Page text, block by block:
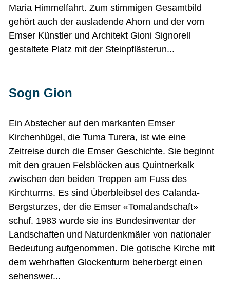
Maria Himmelfahrt. Zum stimmigen Gesamtbild
gehört auch der ausladende Ahorn und der vom
Emser Künstler und Architekt Gioni Signorell
gestaltete Platz mit der Steinpflästerun...
Sogn Gion
Ein Abstecher auf den markanten Emser
Kirchenhügel, die Tuma Turera, ist wie eine
Zeitreise durch die Emser Geschichte. Sie beginnt
mit den grauen Felsblöcken aus Quintnerkalk
zwischen den beiden Treppen am Fuss des
Kirchturms. Es sind Überbleibsel des Calanda-
Bergsturzes, der die Emser «Tomalandschaft»
schuf. 1983 wurde sie ins Bundesinventar der
Landschaften und Naturdenkmäler von nationaler
Bedeutung aufgenommen. Die gotische Kirche mit
dem wehrhaften Glockenturm beherbergt einen
sehenswer...